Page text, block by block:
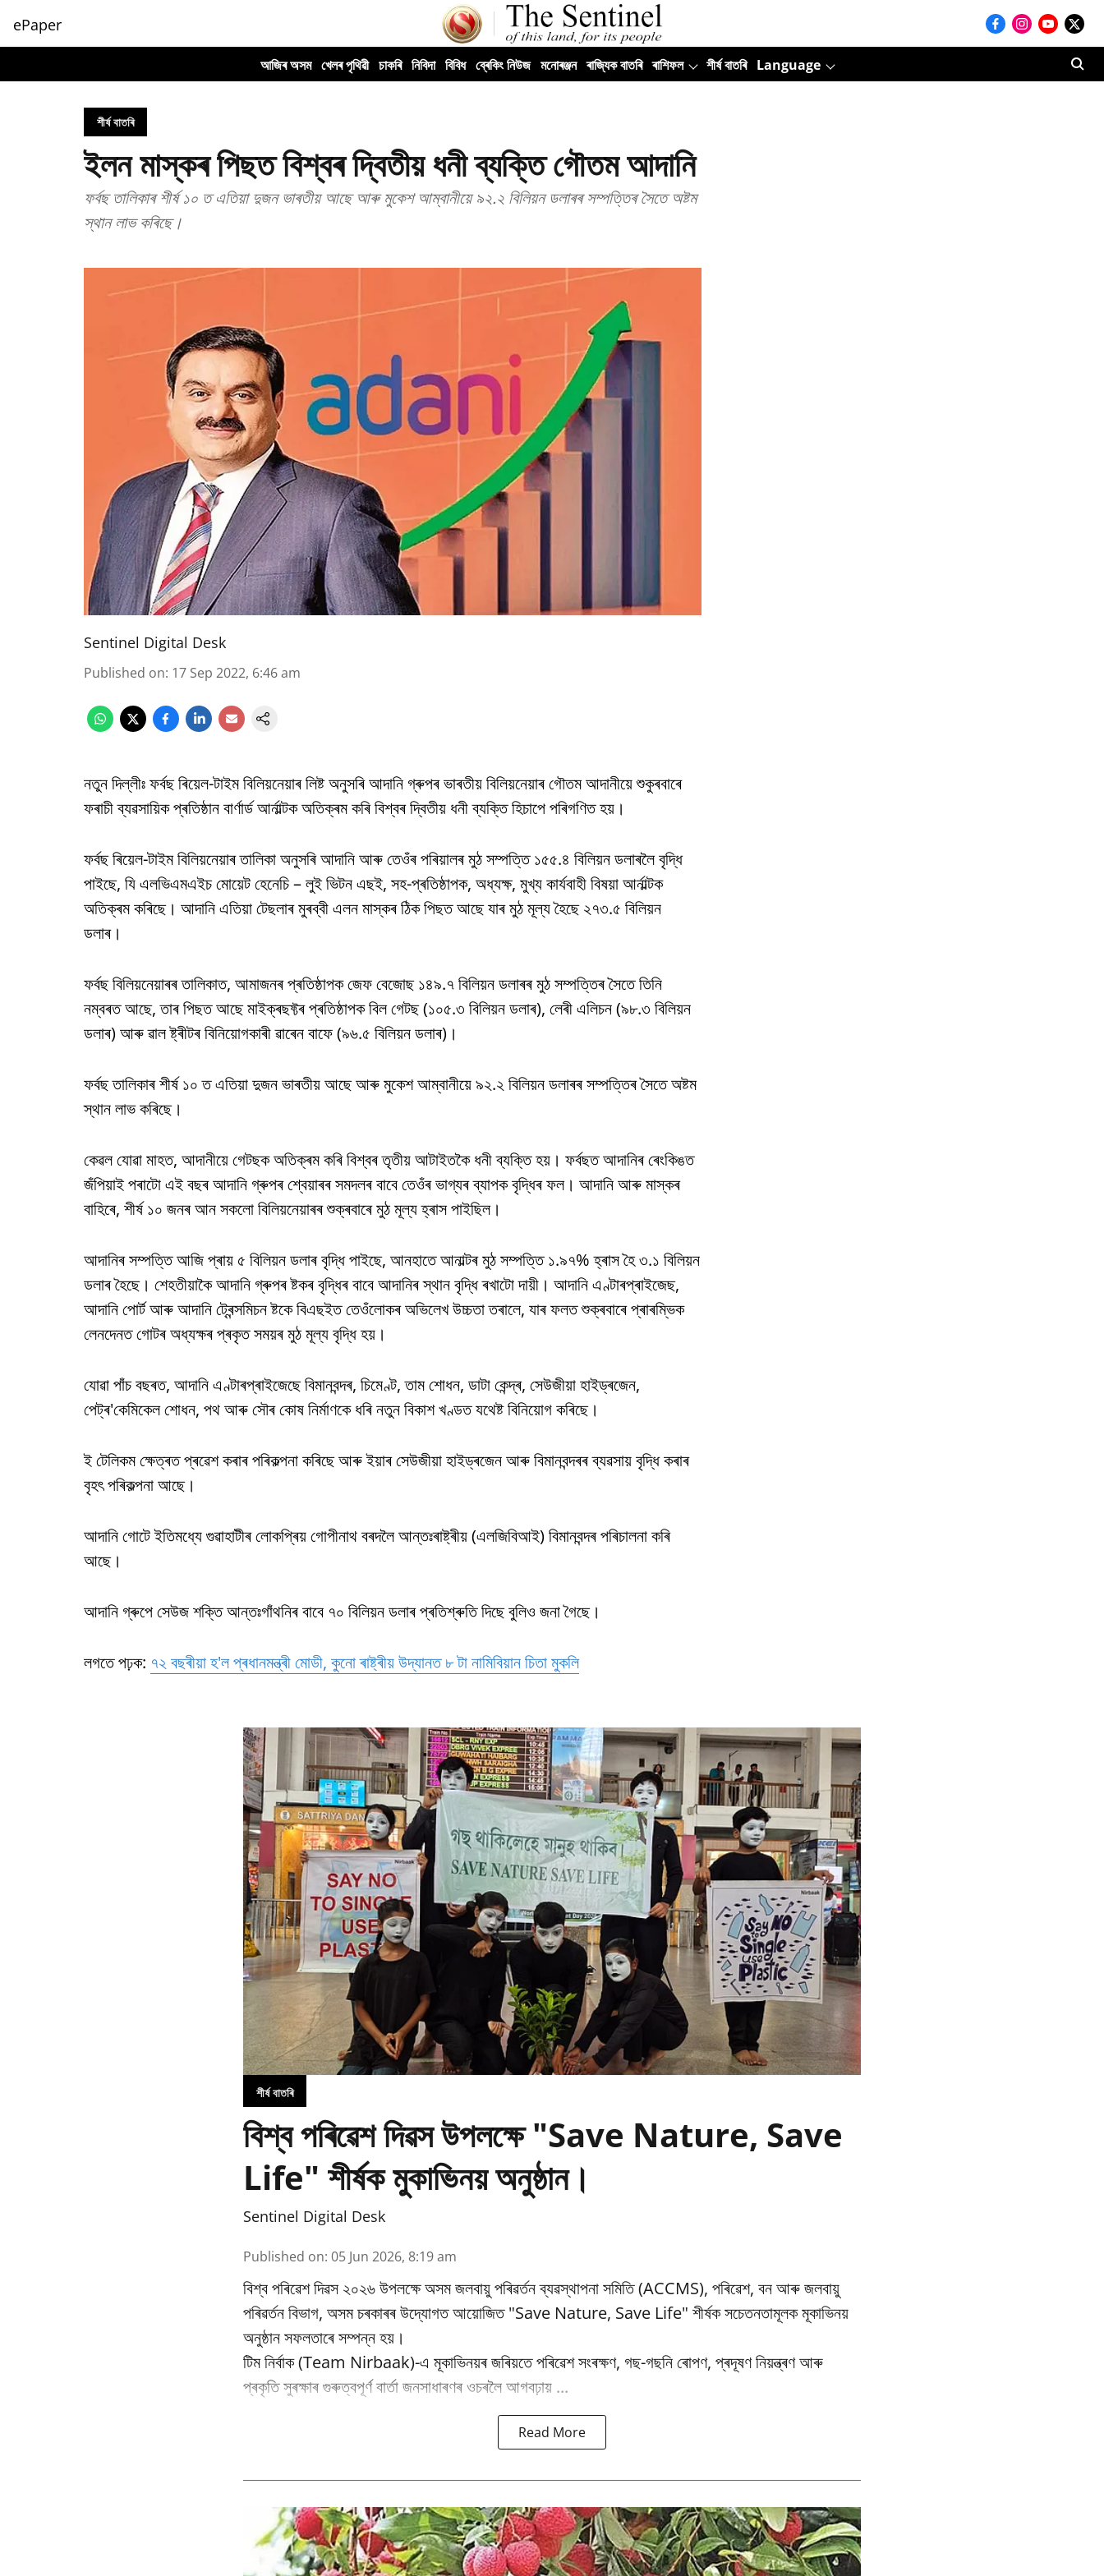
ePaper
আজিৰ অসম খেলৰ পৃথিৱী চাকৰি নিবিদা বিবিধ ব্ৰেকিং নিউজ মনোৰঞ্জন ৰাজ্যিক বাতৰি ৰাশিফল শীৰ্ষ বাতৰি Language
শীৰ্ষ বাতৰি
ইলন মাস্কৰ পিছত বিশ্বৰ দ্বিতীয় ধনী ব্যক্তি গৌতম আদানি
ফৰ্বছ তালিকাৰ শীৰ্ষ ১০ ত এতিয়া দুজন ভাৰতীয় আছে আৰু মুকেশ আম্বানীয়ে ৯২.২ বিলিয়ন ডলাৰৰ সম্পত্তিৰ সৈতে অষ্টম
স্থান লাভ কৰিছে।
Sentinel Digital Desk
Published on: 17 Sep 2022, 6:46 am
নতুন দিল্লীঃ ফৰ্বছ ৰিয়েল-টাইম বিলিয়নেয়াৰ লিষ্ট অনুসৰি আদানি গ্ৰুপৰ ভাৰতীয় বিলিয়নেয়াৰ গৌতম আদানীয়ে শুকুৰবাৰে
ফৰাচী ব্যৱসায়িক প্ৰতিষ্ঠান বাৰ্ণাৰ্ড আৰ্নাল্টক অতিক্ৰম কৰি বিশ্বৰ দ্বিতীয় ধনী ব্যক্তি হিচাপে পৰিগণিত হয়।
ফৰ্বছ ৰিয়েল-টাইম বিলিয়নেয়াৰ তালিকা অনুসৰি আদানি আৰু তেওঁৰ পৰিয়ালৰ মুঠ সম্পত্তি ১৫৫.৪ বিলিয়ন ডলাৰলৈ বৃদ্ধি
পাইছে, যি এলভিএমএইচ মোয়েট হেনেচি – লুই ভিটন এছই, সহ-প্ৰতিষ্ঠাপক, অধ্যক্ষ, মুখ্য কাৰ্যবাহী বিষয়া আৰ্নাল্টক
অতিক্ৰম কৰিছে। আদানি এতিয়া টেছলাৰ মুৰব্বী এলন মাস্কৰ ঠিক পিছত আছে যাৰ মুঠ মূল্য হৈছে ২৭৩.৫ বিলিয়ন
ডলাৰ।
ফৰ্বছ বিলিয়নেয়াৰৰ তালিকাত, আমাজনৰ প্ৰতিষ্ঠাপক জেফ বেজোছ ১৪৯.৭ বিলিয়ন ডলাৰৰ মুঠ সম্পত্তিৰ সৈতে তিনি
নম্বৰত আছে, তাৰ পিছত আছে মাইক্ৰছফ্টৰ প্ৰতিষ্ঠাপক বিল গেটছ (১০৫.৩ বিলিয়ন ডলাৰ), লেৰী এলিচন (৯৮.৩ বিলিয়ন
ডলাৰ) আৰু ৱাল ষ্ট্ৰীটৰ বিনিয়োগকাৰী ৱাৰেন বাফে (৯৬.৫ বিলিয়ন ডলাৰ)।
ফৰ্বছ তালিকাৰ শীৰ্ষ ১০ ত এতিয়া দুজন ভাৰতীয় আছে আৰু মুকেশ আম্বানীয়ে ৯২.২ বিলিয়ন ডলাৰৰ সম্পত্তিৰ সৈতে অষ্টম
স্থান লাভ কৰিছে।
কেৱল যোৱা মাহত, আদানীয়ে গেটছক অতিক্ৰম কৰি বিশ্বৰ তৃতীয় আটাইতকৈ ধনী ব্যক্তি হয়। ফৰ্বছত আদানিৰ ৰেংকিঙত
জঁপিয়াই পৰাটো এই বছৰ আদানি গ্ৰুপৰ শ্বেয়াৰৰ সমদলৰ বাবে তেওঁৰ ভাগ্যৰ ব্যাপক বৃদ্ধিৰ ফল। আদানি আৰু মাস্কৰ
বাহিৰে, শীৰ্ষ ১০ জনৰ আন সকলো বিলিয়নেয়াৰৰ শুক্ৰবাৰে মুঠ মূল্য হ্ৰাস পাইছিল।
আদানিৰ সম্পত্তি আজি প্ৰায় ৫ বিলিয়ন ডলাৰ বৃদ্ধি পাইছে, আনহাতে আনাল্টৰ মুঠ সম্পত্তি ১.৯৭% হ্ৰাস হৈ ৩.১ বিলিয়ন
ডলাৰ হৈছে। শেহতীয়াকৈ আদানি গ্ৰুপৰ ষ্টকৰ বৃদ্ধিৰ বাবে আদানিৰ স্থান বৃদ্ধি ৰখাটো দায়ী। আদানি এণ্টাৰপ্ৰাইজেছ,
আদানি পোৰ্ট আৰু আদানি ট্ৰেন্সমিচন ষ্টকে বিএছইত তেওঁলোকৰ অভিলেখ উচ্চতা তৰালে, যাৰ ফলত শুক্ৰবাৰে প্ৰাৰম্ভিক
লেনদেনত গোটৰ অধ্যক্ষৰ প্ৰকৃত সময়ৰ মুঠ মূল্য বৃদ্ধি হয়।
যোৱা পাঁচ বছৰত, আদানি এণ্টাৰপ্ৰাইজেছে বিমানবন্দৰ, চিমেণ্ট, তাম শোধন, ডাটা কেন্দ্ৰ, সেউজীয়া হাইড্ৰজেন,
পেট্ৰ'কেমিকেল শোধন, পথ আৰু সৌৰ কোষ নিৰ্মাণকে ধৰি নতুন বিকাশ খণ্ডত যথেষ্ট বিনিয়োগ কৰিছে।
ই টেলিকম ক্ষেত্ৰত প্ৰৱেশ কৰাৰ পৰিকল্পনা কৰিছে আৰু ইয়াৰ সেউজীয়া হাইড্ৰজেন আৰু বিমানবন্দৰৰ ব্যৱসায় বৃদ্ধি কৰাৰ
বৃহৎ পৰিকল্পনা আছে।
আদানি গোটে ইতিমধ্যে গুৱাহাটীৰ লোকপ্ৰিয় গোপীনাথ বৰদলৈ আন্তঃৰাষ্ট্ৰীয় (এলজিবিআই) বিমানবন্দৰ পৰিচালনা কৰি
আছে।
আদানি গ্ৰুপে সেউজ শক্তি আন্তঃগাঁথনিৰ বাবে ৭০ বিলিয়ন ডলাৰ প্ৰতিশ্ৰুতি দিছে বুলিও জনা গৈছে।
লগতে পঢ়ক: ৭২ বছৰীয়া হ'ল প্ৰধানমন্ত্ৰী মোডী, কুনো ৰাষ্ট্ৰীয় উদ্যানত ৮ টা নামিবিয়ান চিতা মুকলি
শীৰ্ষ বাতৰি
বিশ্ব পৰিৱেশ দিৱস উপলক্ষে "Save Nature, Save
Life" শীৰ্ষক মুকাভিনয় অনুষ্ঠান।
Sentinel Digital Desk
Published on: 05 Jun 2026, 8:19 am
বিশ্ব পৰিৱেশ দিৱস ২০২৬ উপলক্ষে অসম জলবায়ু পৰিৱর্তন ব্যৱস্থাপনা সমিতি (ACCMS), পৰিৱেশ, বন আৰু জলবায়ু
পৰিৱর্তন বিভাগ, অসম চৰকাৰৰ উদ্যোগত আয়োজিত "Save Nature, Save Life" শীৰ্ষক সচেতনতামূলক মূকাভিনয়
অনুষ্ঠান সফলতাৰে সম্পন্ন হয়।
টিম নিৰ্বাক (Team Nirbaak)-এ মূকাভিনয়ৰ জৰিয়তে পৰিৱেশ সংৰক্ষণ, গছ-গছনি ৰোপণ, প্ৰদূষণ নিয়ন্ত্ৰণ আৰু
প্ৰকৃতি সুৰক্ষাৰ গুৰুত্বপূৰ্ণ বাৰ্তা জনসাধাৰণৰ ওচৰলৈ আগবঢ়ায় ...
Read More